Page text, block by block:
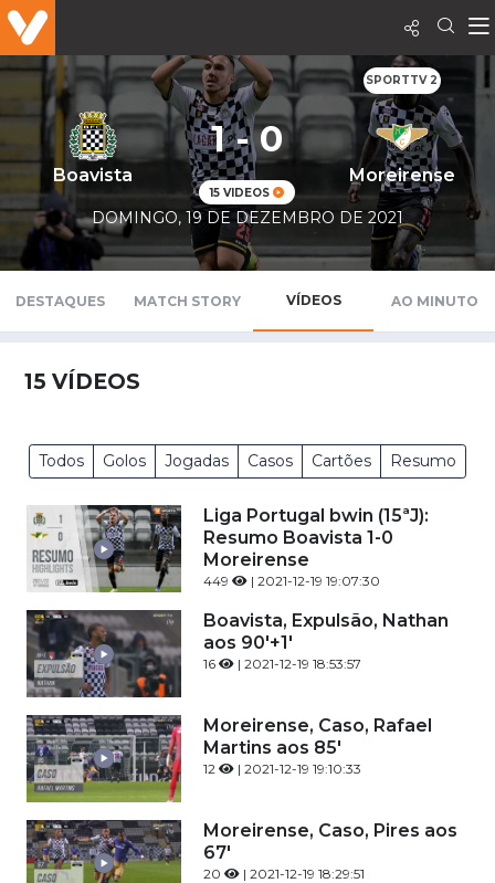
SPORTTV 2
Boavista
1 - 0
15 VIDEOS
Moreirense
DOMINGO, 19 DE DEZEMBRO DE 2021
DESTAQUES MATCH STORY VÍDEOS AO MINUTO
15 VÍDEOS
Todos Golos Jogadas Casos Cartões Resumo
Liga Portugal bwin (15ªJ):
Resumo Boavista 1-0
Moreirense
449 | 2021-12-19 19:07:30
Boavista, Expulsão, Nathan
aos 90'+1'
16 | 2021-12-19 18:53:57
Moreirense, Caso, Rafael
Martins aos 85'
12 | 2021-12-19 19:10:33
Moreirense, Caso, Pires aos
67'
20 | 2021-12-19 18:29:51